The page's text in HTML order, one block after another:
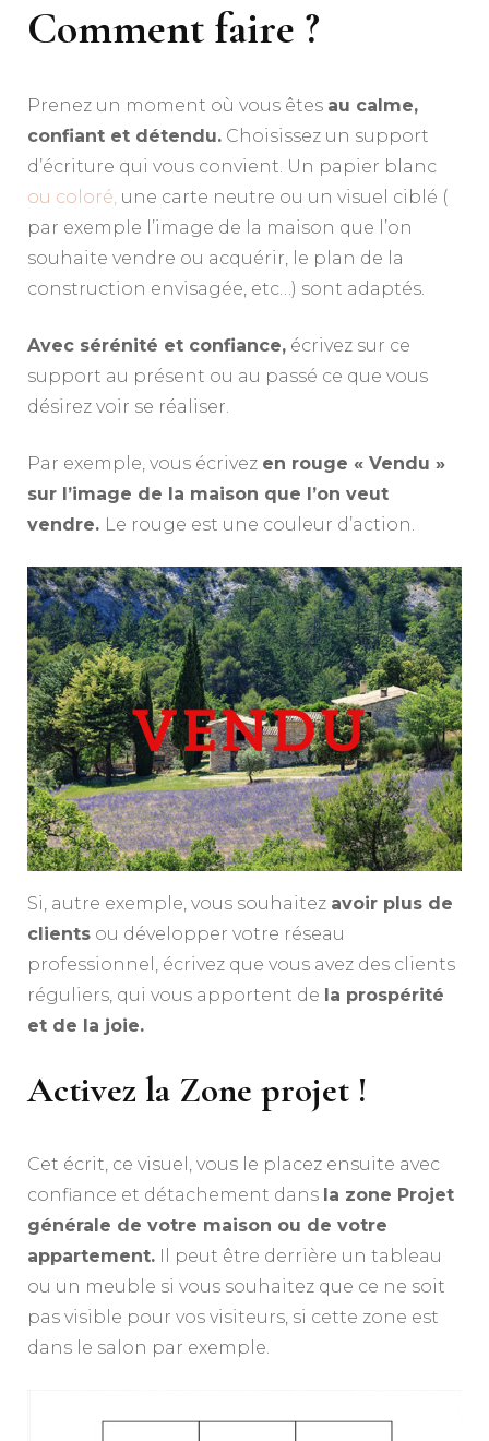
Comment faire ?
Prenez un moment où vous êtes au calme,
confiant et détendu. Choisissez un support
d’écriture qui vous convient. Un papier blanc
ou coloré, une carte neutre ou un visuel ciblé (
par exemple l’image de la maison que l’on
souhaite vendre ou acquérir, le plan de la
construction envisagée, etc…) sont adaptés.
Avec sérénité et confiance, écrivez sur ce
support au présent ou au passé ce que vous
désirez voir se réaliser.
Par exemple, vous écrivez en rouge « Vendu »
sur l’image de la maison que l’on veut
vendre. Le rouge est une couleur d’action.
Si, autre exemple, vous souhaitez avoir plus de
clients ou développer votre réseau
professionnel, écrivez que vous avez des clients
réguliers, qui vous apportent de la prospérité
et de la joie.
Activez la Zone projet !
Cet écrit, ce visuel, vous le placez ensuite avec
confiance et détachement dans la zone Projet
générale de votre maison ou de votre
appartement. Il peut être derrière un tableau
ou un meuble si vous souhaitez que ce ne soit
pas visible pour vos visiteurs, si cette zone est
dans le salon par exemple.